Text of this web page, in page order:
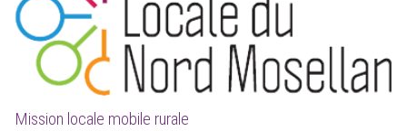
Mission locale mobile rurale